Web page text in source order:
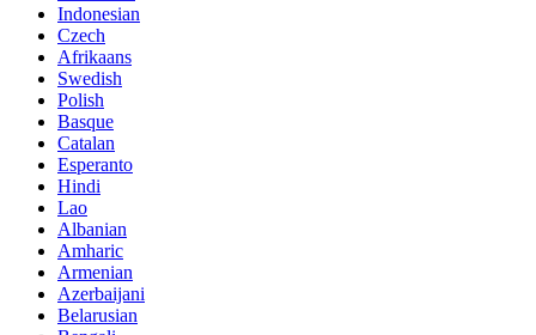
Indonesian
Czech
Afrikaans
Swedish
Polish
Basque
Catalan
Esperanto
Hindi
Lao
Albanian
Amharic
Armenian
Azerbaijani
Belarusian